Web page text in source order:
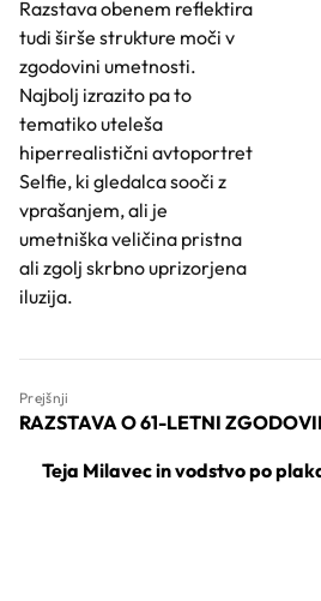
Razstava obenem reflektira
tudi širše strukture moči v
zgodovini umetnosti.
Najbolj izrazito pa to
tematiko uteleša
hiperrealistični avtoportret
Selfie, ki gledalca sooči z
vprašanjem, ali je
umetniška veličina pristna
ali zgolj skrbno uprizorjena
iluzija.
Prejšnji
RAZSTAVA O 61-LETNI
Teja Milavec in vodstvo po